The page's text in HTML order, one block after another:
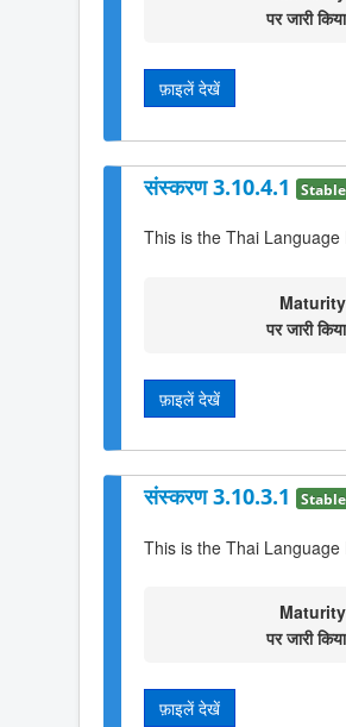
पर जारी किया
फ़ाइलें देखें
संस्करण 3.10.4.1 Stable
This is the Thai
Maturity
पर जारी किया
फ़ाइलें देखें
संस्करण 3.10.3.1 Stable
This is the Thai
Maturity
पर जारी किया
फ़ाइलें देखें